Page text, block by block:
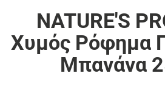
NATURE'S
Χυμός Ρόφημα
Μπανάνα